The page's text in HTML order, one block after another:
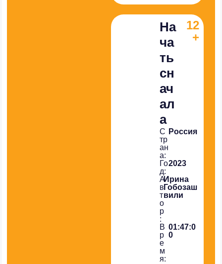
На
ча
ть
сн
ач
ал
а
12
+
С
тр
ан
а:
Россия
Го
д:
2023
А
в
т
о
р
:
Ирина
Гобозаш
вили
В
р
е
м
я:
01:47:0
0